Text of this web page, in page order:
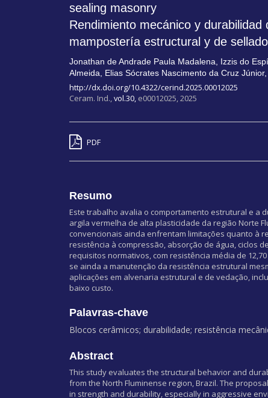
sealing masonry
Rendimiento mecánico y
mampostería estructural y de sellado
Jonathan de Andrade Paula Madalena Izzis do
Almeida
Elias Sócrates Nascimento da Cruz Júnior,
http://dx.doi.org/10.4322/cerind.2025.00012025
Ceram. Ind.,vol.30, e00012025, 2025
PDF
Resumo
Este trabalho avalia o comportamento estrutural e a
argila vermelha de alta plasticidade da região Norte
convencionais ainda enfrentam limitações quanto à
resistência à compressão, absorção de água, ciclos
requisitos normativos, com resistência média de
se ainda a manutenção da resistência estrutural
aplicações em alvenaria estrutural e de vedação,
baixo custo.
Palavras-chave
Blocos cerâmicos; durabilidade; resistência
Abstract
This study evaluates the structural behavior and
from the North Fluminense region, Brazil. The
in strength and durability, especially in aggressive